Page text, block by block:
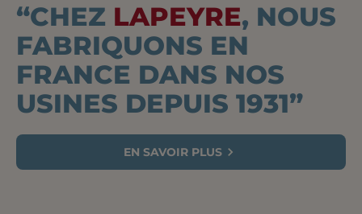
“CHEZ LAPEYRE, NOUS
FABRIQUONS EN
FRANCE DANS NOS
USINES DEPUIS 1931”
EN SAVOIR PLUS